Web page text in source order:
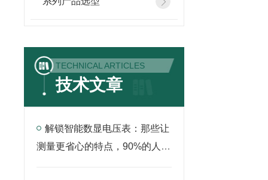
TECHNICAL ARTICLES
技术文章
解锁智能数显电压表：那些让
测量更省心的特点，90%的人还